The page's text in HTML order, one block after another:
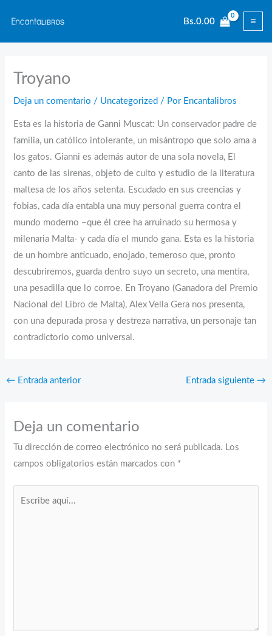
contenido
Bs.0.00
Troyano
Deja un comentario / Uncategorized / Por Encantalibros
Esta es la historia de Ganni Muscat: Un conservador padre de
familia, un católico intolerante, un misántropo que solo ama a
los gatos. Gianni es además autor de una sola novela, El
canto de las sirenas, objeto de culto y estudio de la literatura
maltesa de los años setenta. Escudado en sus creencias y
fobias, cada día entabla una muy personal guerra contra el
mundo moderno –que él cree ha arruinado su hermosa y
milenaria Malta- y cada día el mundo gana. Esta es la historia
de un hombre anticuado, enojado, temeroso que, pronto
descubriremos, guarda dentro suyo un secreto, una mentira,
una pesadilla que lo corroe. En Troyano (Ganadora del Premio
Nacional del Libro de Malta), Alex Vella Gera nos presenta,
con una depurada prosa y destreza narrativa, un personaje tan
contradictorio como universal.
← Entrada anterior Entrada siguiente →
Deja un comentario
Tu dirección de correo electrónico no será publicada. Los
campos obligatorios están marcados con *